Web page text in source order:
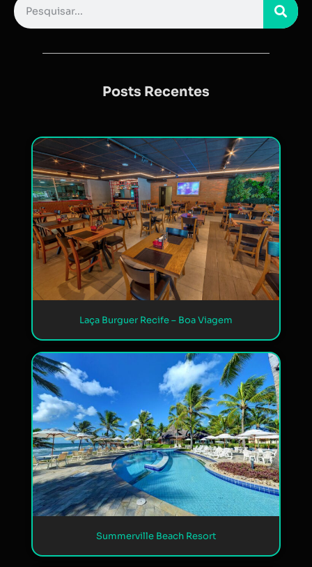
Posts Recentes
Laça Burguer Recife – Boa Viagem
Summerville Beach Resort